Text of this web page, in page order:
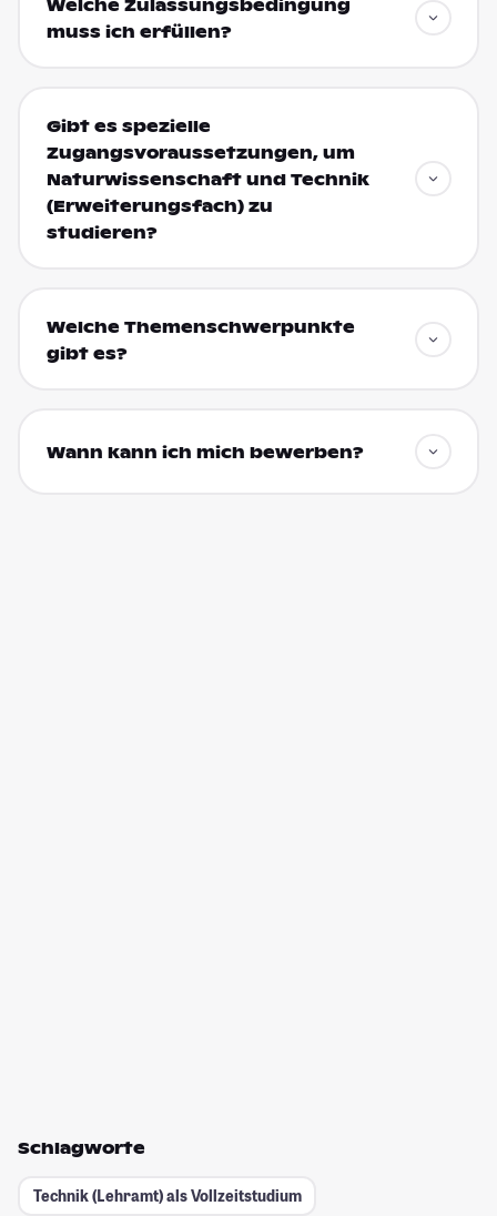
Welche Zulassungsbedingung
muss ich erfüllen?
Gibt es spezielle
Zugangsvoraussetzungen, um
Naturwissenschaft und Technik
(Erweiterungsfach) zu
studieren?
Welche Themenschwerpunkte
gibt es?
Wann kann ich mich bewerben?
Schlagworte
Technik (Lehramt) als Vollzeitstudium